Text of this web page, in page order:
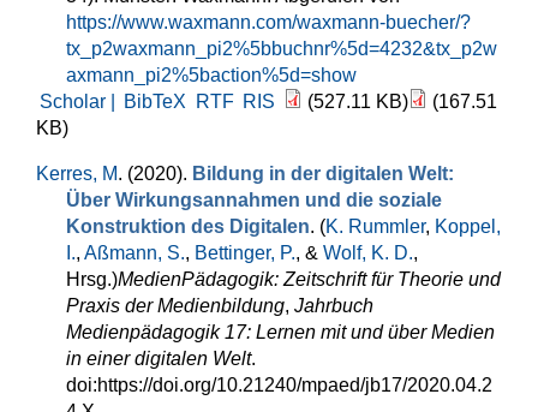
https://www.waxmann.com/waxmann-buecher/?
tx_p2waxmann_pi2%5bbuchnr%5d=4232&tx_p2w
axmann_pi2%5baction%5d=show
Scholar |
BibTeX RTF RIS (527.11 KB)
(167.51
KB)
Kerres, M. (2020). Bildung in der digitalen Welt:
Über Wirkungsannahmen und die soziale
Konstruktion des Digitalen. (K. Rummler, Koppel,
I., Aßmann, S., Bettinger, P., & Wolf, K. D.,
Hrsg.)MedienPädagogik: Zeitschrift für Theorie und
Praxis der Medienbildung, Jahrbuch
Medienpädagogik 17: Lernen mit und über Medien
in einer digitalen Welt.
doi:https://doi.org/10.21240/mpaed/jb17/2020.04.2